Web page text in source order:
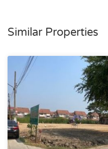
Similar Properties